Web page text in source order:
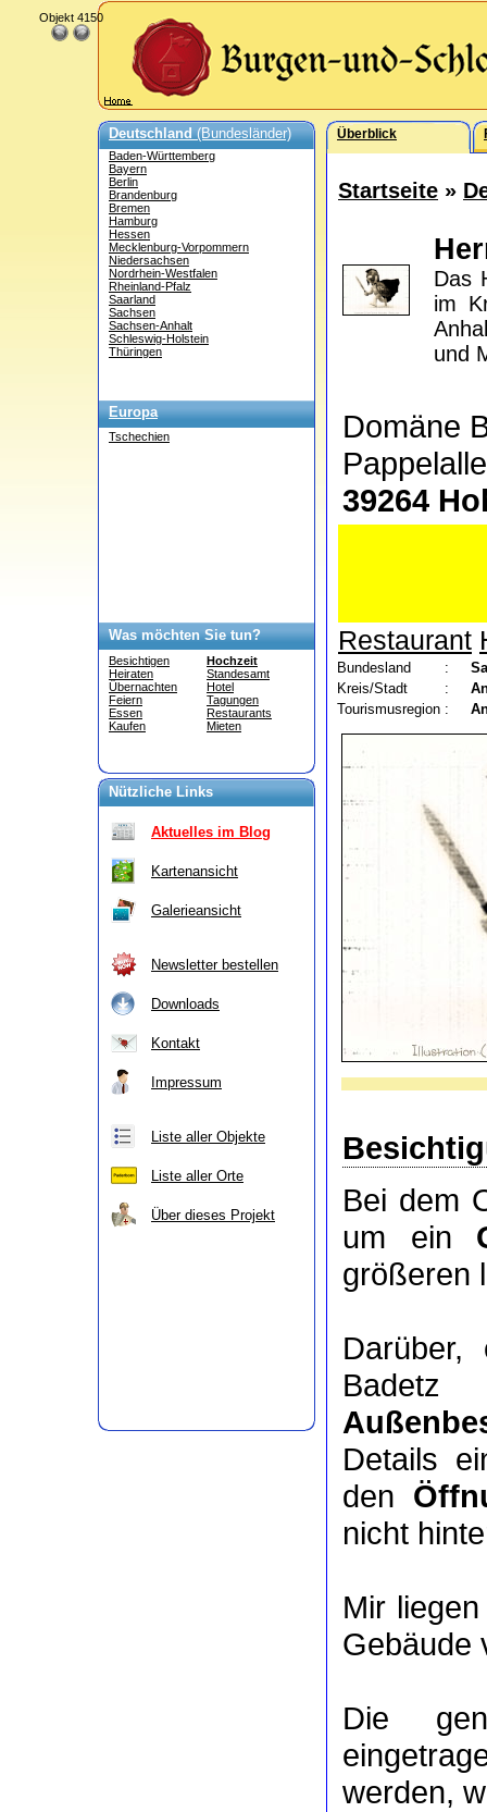
Deutschland(Bundesländer)
Baden-Württemberg
Bayern
Berlin
Brandenburg
Bremen
Hamburg
Hessen
Mecklenburg-Vorpommern
Niedersachsen
Nordrhein-Westfalen
Rheinland-Pfalz
Saarland
Sachsen
Sachsen-Anhalt
Schleswig-Holstein
Thüringen
Europa
Tschechien
Was möchten Sie tun?
Besichtigen
Heiraten
Übernachten
Feiern
Essen
Kaufen
Hochzeit
Standesamt
Hotel
Tagungen
Restaurants
Mieten
Nützliche Links
Aktuelles im Blog
Kartenansicht
Galerieansicht
Newsletter bestellen
Downloads
Kontakt
Impressum
Liste aller Objekte
Liste aller Orte
Über dieses Projekt
Überblick
Startseite »
Das
im
und
Domäne
39264
Restaurant
Bundesland :
Kreis/Stadt
:
Tourismusregion :
Bei dem
um ein
größeren
Details
den
nicht
Mir
Gebäude
Die
werden,
Objekt 4150